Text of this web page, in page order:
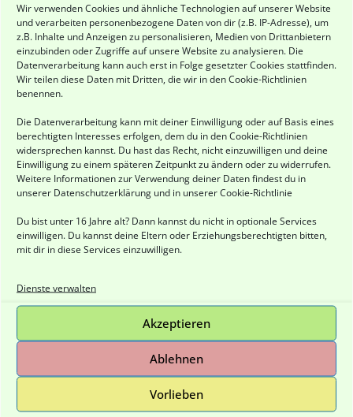
Wir verwenden Cookies und ähnliche Technologien auf unserer Website
und verarbeiten personenbezogene Daten von dir (z.B. IP-Adresse), um
z.B. Inhalte und Anzeigen zu personalisieren, Medien von Drittanbietern
einzubinden oder Zugriffe auf unsere Website zu analysieren. Die
Datenverarbeitung kann auch erst in Folge gesetzter Cookies stattfinden.
Wir teilen diese Daten mit Dritten, die wir in denCookie-Richtlinien
benennen.
Die Datenverarbeitung kann mit deiner Einwilligung oder auf Basis eines
berechtigten Interesses erfolgen, dem du in denCookie-Richtlinien
widersprechen kannst. Du hast das Recht, nicht einzuwilligen und deine
Einwilligung zu einem späteren Zeitpunkt zu ändern oder zu widerrufen.
Weitere Informationen zur Verwendung deiner Daten findest du in
unserer Datenschutzerklärung und in unsererCookie-Richtlinie
Du bist unter 16 Jahre alt? Dann kannst du nicht in optionale Services
einwilligen. Du kannst deine Eltern oder Erziehungsberechtigten bitten,
mit dir in diese Services einzuwilligen.
Dienste verwalten
Akzeptieren
Ablehnen
Vorlieben
E-Mail-Adresse*
Website
Math Captcha
5 + 1 =
Powered byMathCaptcha
Hier finden Sie uns :
Hundefreilauf Eisenach - Freilaufgelände
Adam-Opel-Strasse 27